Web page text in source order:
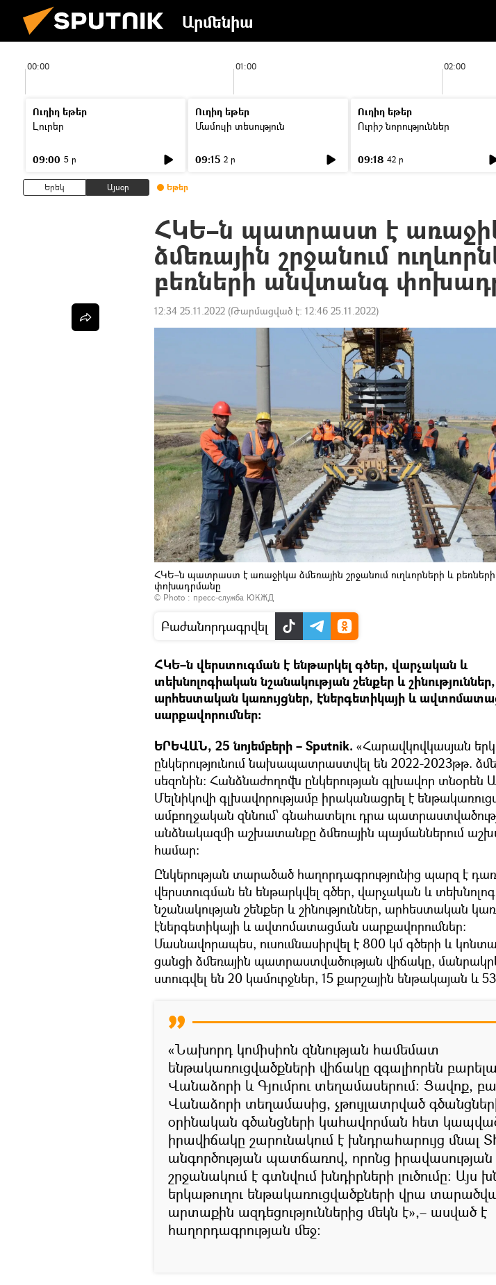
Արմենիա
00:00 01:00 02:00
Ուղիղ եթեր
Լուրեր
09:00 5 ր
Ուղիղ եթեր
Մամուլի տեսություն
09:15 2 ր
Ուղիղ եթեր
Ուրիշ նորություններ
09:18 42 ր
Երեկ Այսօր Եթեր
ՀԿԵ–ն պատրաստ է
ձմեռային շրջանում
բեռների անվտանգ
12:34 25.11.2022 (Թարմացված է: 12:46 25.11.2022)
ՀԿԵ–ն պատրաստ է առաջիկա ձմեռային շրջանում ուղևորների և
փոխադրմանը
© Photo : пресс-служба ЮКЖД
Բաժանորդագրվել
ՀԿԵ–ն վերստուգման է ենթարկել գծեր, վարչական և
տեխնոլոգիական նշանակության շենքեր և շինություններ,
արհեստական կառույցներ, էներգետիկայի և
սարքավորումներ։
ԵՐԵՎԱՆ, 25 նոյեմբերի – Sputnik. «Հարավկովկասյան
ընկերությունում նախապատրաստվել են 2022-2023թթ.
սեզոնին։ Հանձնաժողովն ընկերության գլխավոր տնօրեն
Մելնիկովի գլխավորությամբ իրականացրել է
ամբողջական զննում՝ գնահատելու դրա
անձնակազմի աշխատանքը ձմեռային պայմաններում
համար:
Ընկերության տարածած հաղորդագրությունից պարզ է
վերստուգման են ենթարկվել գծեր, վարչական և
նշանակության շենքեր և շինություններ, արհեստական
էներգետիկայի և ավտոմատացման սարքավորումներ:
Մասնավորապես, ուսումնասիրվել է 800 կմ գծերի և
ցանցի ձմեռային պատրաստվածության վիճակը,
ստուգվել են 20 կամուրջներ, 15 քարշային ենթակայան և
«Նախորդ կոմիսիոն զննության համեմատ
ենթակառուցվածքների վիճակը զգալիորեն
Վանաձորի և Գյումրու տեղամասերում։ Ցավոք,
Վանաձորի տեղամասից, չթույլատրված
օրինական գծանցների կահավորման հետ
իրավիճակը շարունակում է խնդրահարույց մնալ
անգործության պատճառով, որոնց իրավասության
շրջանակում է գտնվում խնդիրների լուծումը: Այս
երկաթուղու ենթակառուցվածքների վրա
արտաքին ազդեցություններից մեկն է»,– ասված է
հաղորդագրության մեջ։